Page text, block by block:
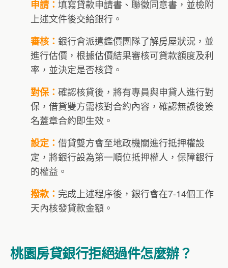
申請： 填寫貸款申請書、聯徵同意書，並檢附
上述文件後交給銀行。
審核： 銀行會派遣鑑價團隊了解房屋狀況，並
進行估價，根據估價結果審核可貸款額度及利
率，並決定是否核貸。
對保： 確認核貸後，將有專員與申貸人進行對
保，借貸雙方需核對合約內容，確認無誤後簽
名蓋章合約即生效。
設定： 借貸雙方會至地政機關進行抵押權設
定，將銀行設為第一順位抵押權人，保障銀行
的權益。
撥款： 完成上述程序後，銀行會在7-14個工作
天內核發貸款金額。
桃園房貸銀行拒絕過件怎麼辦？